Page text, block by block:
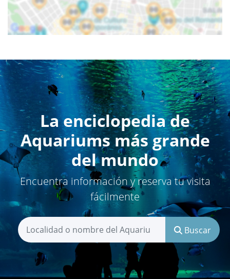
La enciclopedia de
Aquariums más grande
del mundo
Encuentra información y reserva tu visita
fácilmente
Buscar